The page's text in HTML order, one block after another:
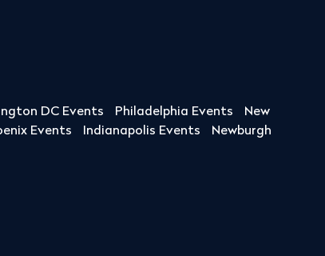
DC Events Philadelphia Events
New
Events Indianapolis Events
Newburgh